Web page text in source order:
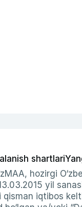
shartlari
hozirgi
yil
qisman iqtibos